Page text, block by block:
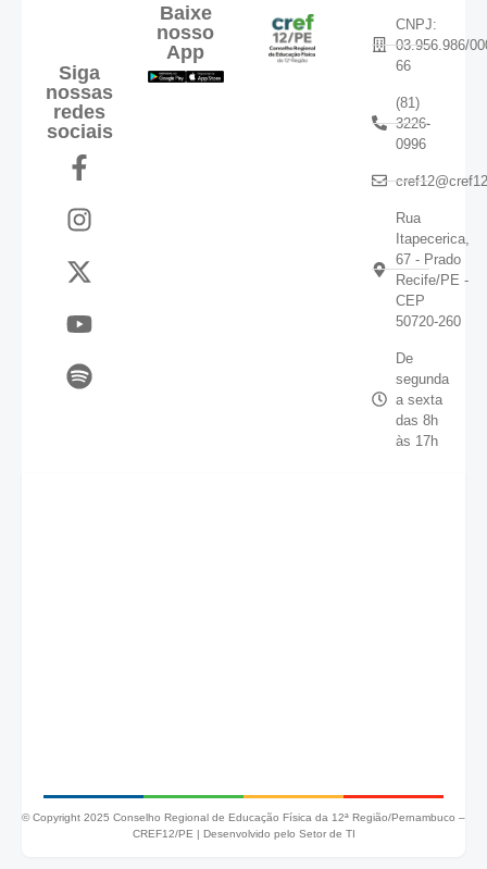
Siga
nossas
redes
sociais
Baixe
nosso
App
CNPJ:
03.956.986/
66
(81)
3226-
0996
Rua
Itapecerica,
67 - Prado
Recife/PE -
CEP
50720-260
De
segunda
a sexta
das 8h
às 17h
© Copyright 2025 Conselho Regional de Educação Física da 12ª Região/Pernambuco –
CREF12/PE | Desenvolvido pelo Setor de TI